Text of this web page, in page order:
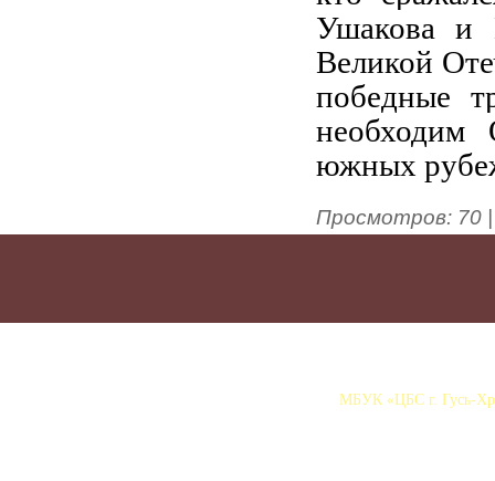
Ушакова и
Великой
победные
южных
Просмотров: 70
МБУК «ЦБС г. Гусь-